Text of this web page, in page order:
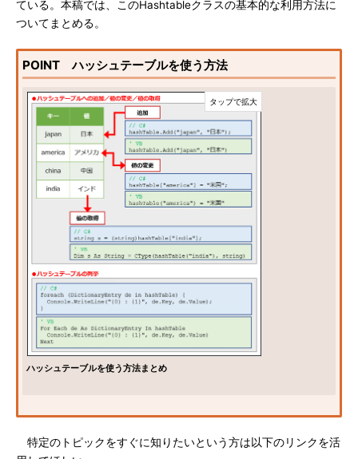
ている。本稿では、このHashtableクラスの基本的な利用方法に
ついてまとめる。
POINT ハッシュテーブルを使う方法
ハッシュテーブルを使う方法まとめ
特定のトピックをすぐに知りたいという方は以下のリンクを活